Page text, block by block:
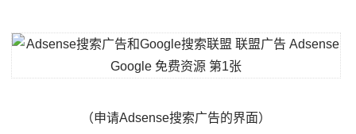
（申请Adsense搜索广告的界面）